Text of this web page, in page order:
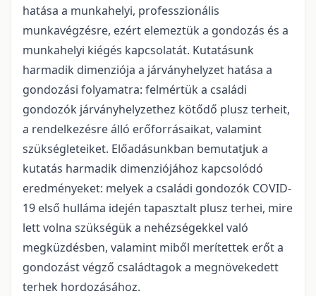
hatása a munkahelyi, professzionális
munkavégzésre, ezért elemeztük a gondozás és a
munkahelyi kiégés kapcsolatát. Kutatásunk
harmadik dimenziója a járványhelyzet hatása a
gondozási folyamatra: felmértük a családi
gondozók járványhelyzethez kötődő plusz terheit,
a rendelkezésre álló erőforrásaikat, valamint
szükségleteiket. Előadásunkban bemutatjuk a
kutatás harmadik dimenziójához kapcsolódó
eredményeket: melyek a családi gondozók COVID-
19 első hulláma idején tapasztalt plusz terhei, mire
lett volna szükségük a nehézségekkel való
megküzdésben, valamint miből merítettek erőt a
gondozást végző családtagok a megnövekedett
terhek hordozásához.